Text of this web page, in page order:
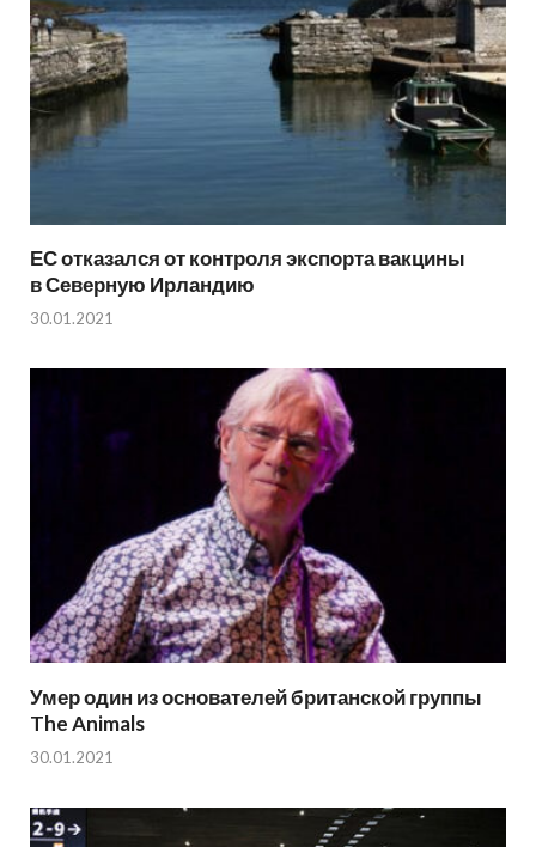
ЕС отказался от контроля экспорта вакцины
в Северную Ирландию
30.01.2021
Умер один из основателей британской группы
The Animals
30.01.2021